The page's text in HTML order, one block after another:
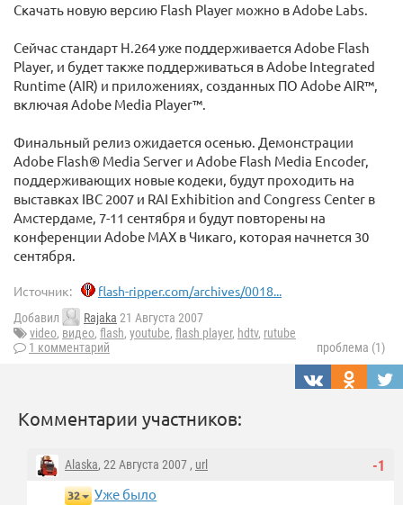
Скачать новую версию Flash Player можно в Adobe Labs.
Сейчас стандарт H.264 уже поддерживается Adobe Flash
Player, и будет также поддерживаться в Adobe Integrated
Runtime (AIR) и приложениях, созданных ПО Adobe AIR™,
включая Adobe Media Player™.
Финальный релиз ожидается осенью. Демонстрации
Adobe Flash® Media Server и Adobe Flash Media Encoder,
поддерживающих новые кодеки, будут проходить на
выставках IBC 2007 и RAI Exhibition and Congress Center в
Амстердаме, 7-11 сентября и будут повторены на
конференции Adobe MAX в Чикаго, которая начнется 30
сентября.
Источник: flash-ripper.com/archives/0018...
Добавил Rajaka 21 Августа 2007
video, видео, flash, youtube, flash player, hdtv, rutube
1 комментарий
проблема (1)
Комментарии участников:
-1
Alaska, 22 Августа 2007 , url
32 Уже было